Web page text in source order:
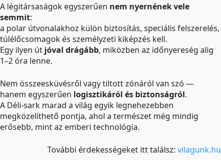
A légitársaságok egyszerűen nem nyernének vele
semmit:
a polar útvonalakhoz külön biztosítás, speciális felszerelés,
túlélőcsomagok és személyzeti kiképzés kell.
Egy ilyen út jóval drágább, miközben az időnyereség alig
1–2 óra lenne.
Nem összeesküvésről vagy tiltott zónáról van szó —
hanem egyszerűen logisztikáról és biztonságról.
A Déli-sark marad a világ egyik legnehezebben
megközelíthető pontja, ahol a természet még mindig
erősebb, mint az emberi technológia.
További érdekességeket itt találsz: vilagunk.hu